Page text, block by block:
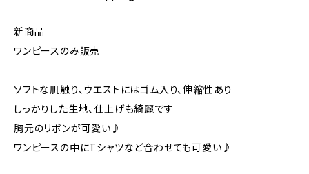
新商品
ワンピースのみ販売
ソフトな肌触り、ウエストにはゴム入り、伸縮性あり
しっかりした生地、仕上げも綺麗です
胸元のリボンが可愛い♪
ワンピースの中にTシャツなど合わせても可愛い♪